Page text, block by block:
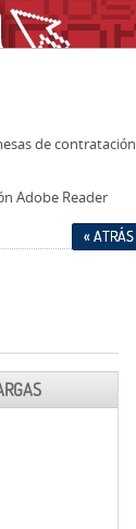
de contratación
Adobe Reader
« ATRÁS